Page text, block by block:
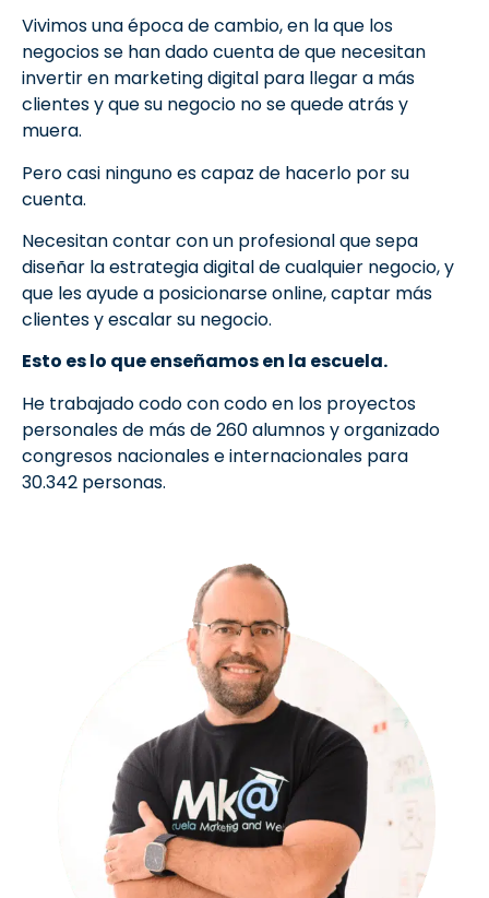
Vivimos una época de cambio, en la que los
negocios se han dado cuenta de que necesitan
invertir en marketing digital para llegar a más
clientes y que su negocio no se quede atrás y
muera.
Pero casi ninguno es capaz de hacerlo por su
cuenta.
Necesitan contar con un profesional que sepa
diseñar la estrategia digital de cualquier negocio, y
que les ayude a posicionarse online, captar más
clientes y escalar su negocio.
Esto es lo que enseñamos en la escuela.
He trabajado codo con codo en los proyectos
personales de más de 260 alumnos y organizado
congresos nacionales e internacionales para
30.342 personas.